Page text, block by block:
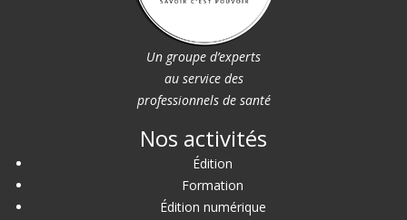
Un groupe d’experts
au service des
professionnels de santé
Nos activités
Édition
Formation
Édition numérique